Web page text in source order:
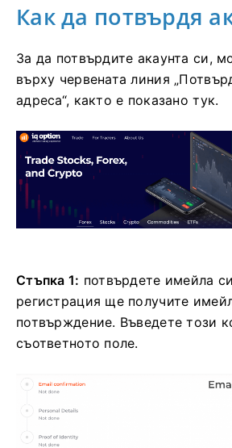
Как да потвърдя
За да потвърдите акаунта си,
върху червената линия
адреса“, както е показано тук.
Стъпка 1: потвърдете имейла
регистрация ще получите
потвърждение. Въведете този
съответното поле.